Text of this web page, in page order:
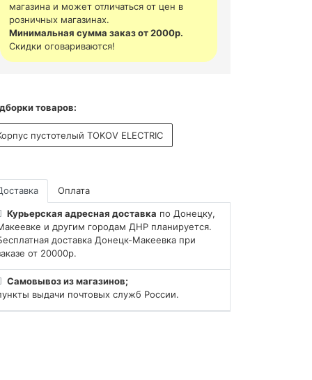
магазина и может отличаться от цен в
розничных магазинах.
Минимальная сумма заказ от 2000р.
Скидки оговариваются!
товаров:
пустотелый TOKOV ELECTRIC
Оплата
Курьерская адресная доставка по Донецку,
и другим городам ДНР планируется.
доставка Донецк-Макеевка при
от 20000р.
Самовывоз из магазинов;
выдачи почтовых служб России.